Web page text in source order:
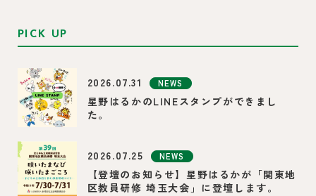
PICK UP
2026.07.31 NEWS
星野はるかのLINEスタンプができまし
た。
2026.07.25 NEWS
【登壇のお知らせ】星野はるかが「関東地
区教員研修 埼玉大会」に登壇します。